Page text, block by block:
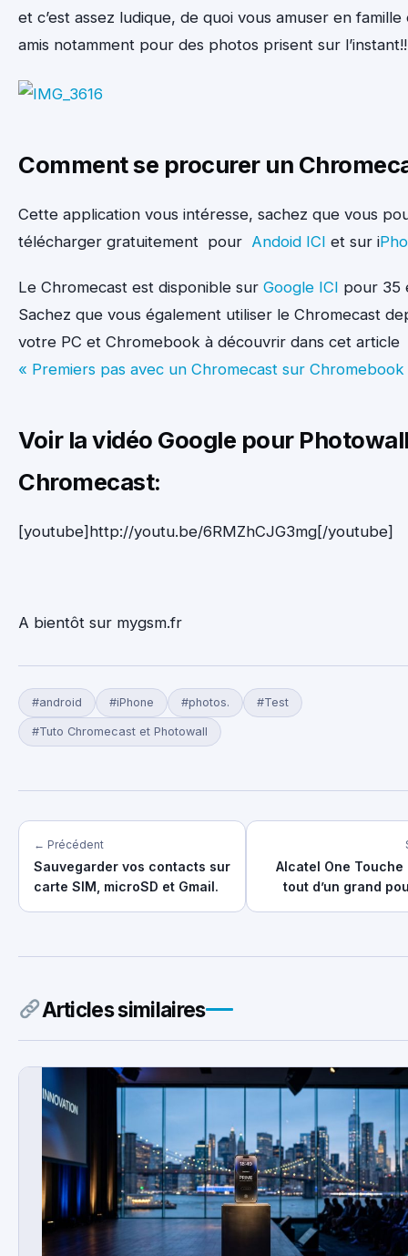
et c’est assez ludique, de quoi vous amuser en
amis notamment pour des photos prisent sur
Comment se procurer un
Cette application vous intéresse, sachez que vous
télécharger gratuitement pour Andoid ICI et sur i
Le Chromecast est disponible sur Google ICI pour 35
Sachez que vous également utiliser le Chromecast
votre PC et Chromebook à découvrir dans cet article
« Premiers pas avec un Chromecast sur Chromebook
Voir la vidéo Google pour
Chromecast:
[youtube]http://youtu.be/6RMZhCJG3mg[/youtube]
A bientôt sur mygsm.fr
#android #iPhone #photos. #Test
#Tuto Chromecast et Photowall
← Précédent
Sauvegarder vos contacts sur
carte SIM, microSD et Gmail.
Alcatel One Touche
tout d’un grand
Articles similaires